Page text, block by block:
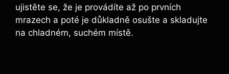
ujistěte se, že je provádíte až po prvních
mrazech a poté je důkladně osušte a skladujte
na chladném, suchém místě.